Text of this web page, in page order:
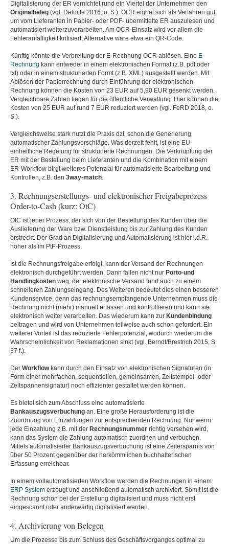
Digitalisierung der ER vernichtet rund ein Viertel der Unternehmen den
Originalbeleg (vgl. Deloitte 2016, o. S.). OCR eignet sich als Verfahren gut,
um vom Lieferanten in Papier- oder PDF- übermittelte ER auszulesen und
automatisiert weiterzuverarbeiten. Am OCR-Einsatz wird vor allem die
Fehleranfälligkeit kritisiert; Alternative wäre etwa ein QR-Code.
Künftig könnte die Verbreitung der E-Rechnung OCR ablösen. Eine E-
Rechnung kann entweder in einem elektronischen Format (z.B. pdf oder
txt) oder in einem strukturierten Formt (z.B. XML) ausgestellt werden. Mit
Ablösen der Papierrechnung durch Einführung der elektronischen
Rechnung können die Kosten von 23 EUR auf 5,90 EUR gesenkt werden.
Vergleichbare Zahlen liegen für die öffentliche Verwaltung: Hier können die
Kosten von 25 EUR auf rund 7 EUR reduziert werden (vgl. FeRD 2018, o.
S.).
Vergleichsweise stark nutzt die Praxis dzt. schon die Generierung
automatischer Zahlungsvorschläge. Was derzeit fehlt, ist eine EU-
einheitliche Regelung für strukturierte Rechnungen. Die Verknüpfung der
ER mit der Bestellung beim Lieferanten und die Kombination mit einem
ER-Workflow birgt weiteres Potenzial für automatisierte Bearbeitung und
Kontrollen, z.B. den 3way-match.
3. Rechnungserstellungs- und elektronischer Freigabeprozess
Order-to-Cash (kurz: OtC)
OtC ist jener Prozess, der sich von der Bestellung des Kunden über die
Auslieferung der Ware bzw. Dienstleistung bis zur Zahlung des Kunden
erstreckt. Der Grad an Digitalisierung und Automatisierung ist hier i.d.R.
höher als im PtP-Prozess.
Ist die Rechnungsfreigabe erfolgt, kann der Versand der Rechnungen
elektronisch durchgeführt werden. Dann fallen nicht nur Porto-und
Handlingkosten weg, der elektronische Versand führt auch zu einem
schnelleren Zahlungseingang. Des Weiteren bedeutet dies einen besseren
Kundenservice, denn das rechnungsempfangende Unternehmen muss die
Rechnung nicht (mehr) manuell erfassen und kontrollieren und kann sie
elektronisch weiter verarbeiten. Das wiederum kann zur Kundenbindung
beitragen und wird von Unternehmen teilweise auch schon gefordert. Ein
weiterer Vorteil ist das reduzierte Fehlerpotenzial, wodurch wiederum die
Wahrscheinlichkeit von Reklamationen sinkt (vgl. Berndt/Brestrich 2015, S.
37 f.).
Der Workflowkann durch den Einsatz von elektronischen Signaturen (in
Form einer mehrfachen, sequentiellen, gemeinsamen, Zeitstempel- oder
Zeitspannensignatur) noch effizienter gestaltet werden können.
Es bietet sich zum Abschluss eine automatisierte
Bankauszugsverbuchung an. Eine große Herausforderung ist die
Zuordnung von Einzahlungen zur entsprechenden Rechnung. Nur wenn
jede Einzahlung z.B. mit der Rechnungsnummer richtig versehen wird,
kann das System die Zahlung automatisch zuordnen und verbuchen.
Mittels automatisierter Bankauszugsverbuchung ist eine Zeitersparnis von
über 50 Prozent gegenüber der herkömmlichen buchhalterischen
Erfassung erreichbar.
In einem vollautomatisierten Workflow werden die Rechnungen in einem
ERP System erzeugt und anschließend automatisch archiviert. Somit ist die
Rechnung schon bei der Erstellung digitalisiert und muss nicht erst
eingescannt oder anderwärtig digitalisiert werden.
4. Archivierung von Belegen
Um die Prozesse bis zum Schluss des Geschäftsvorganges optimal zu